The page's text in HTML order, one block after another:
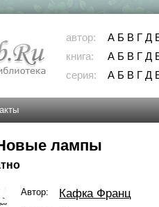
автор: А Б В Г Д
книга:
А Б В Г Д
серия:
А Б В Г Д
лампы
Автор: Кафка Франц